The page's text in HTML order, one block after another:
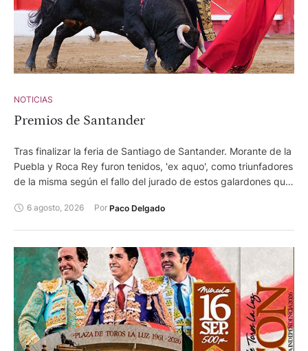
NOTICIAS
Premios de Santander
Tras finalizar la feria de Santiago de Santander. Morante de la
Puebla y Roca Rey furon tenidos, 'ex aquo', como triunfadores
de la misma según el fallo del jurado de estos galardones que
6 agosto, 2026 Por Paco Delgado